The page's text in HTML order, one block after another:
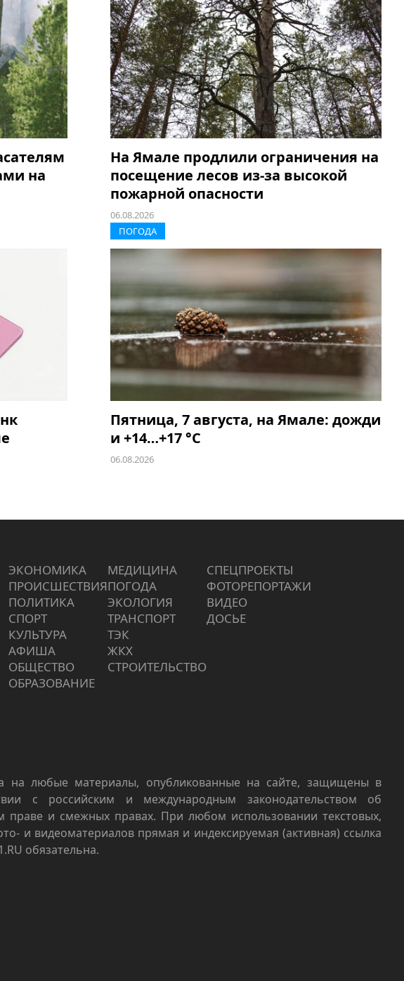
на
На Ямале продлили ограничения на
посещение лесов из-за высокой
пожарной опасности
06.08.2026
ПОГОДА
Пятница, 7 августа, на Ямале: дожди
и +14…+17 °C
06.08.2026
ЭКОНОМИКА
ПРОИCШЕСТВИЯ
ПОЛИТИКА
СПОРТ
КУЛЬТУРА
АФИША
ОБЩЕСТВО
ОБРАЗОВАНИЕ
МЕДИЦИНА
ПОГОДА
ЭКОЛОГИЯ
ТРАНСПОРТ
ТЭК
ЖКХ
СТРОИТЕЛЬСТВО
СПЕЦПРОЕКТЫ
ФОТОРЕПОРТАЖИ
ВИДЕО
ДОСЬЕ
на любые материалы, опубликованные на сайте, защищены в
с российским и международным законодательством об
праве и смежных правах. При любом использовании текстовых,
и видеоматериалов прямая и индексируемая (активная) ссылка
обязательна.